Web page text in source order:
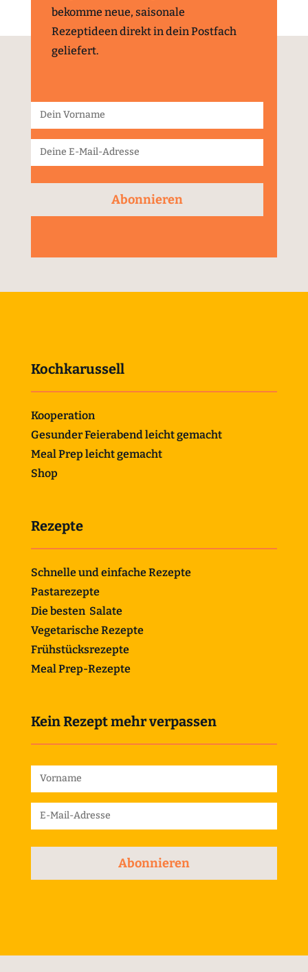
bekomme neue, saisonale
Rezeptideen direkt in dein Postfach
geliefert.
Abonnieren
Kochkarussell
Kooperation
Gesunder Feierabend leicht gemacht
Meal Prep leicht gemacht
Shop
Rezepte
Schnelle und einfache Rezepte
Pastarezepte
Die besten Salate
Vegetarische Rezepte
Frühstücksrezepte
Meal Prep-Rezepte
Kein Rezept mehr verpassen
Abonnieren